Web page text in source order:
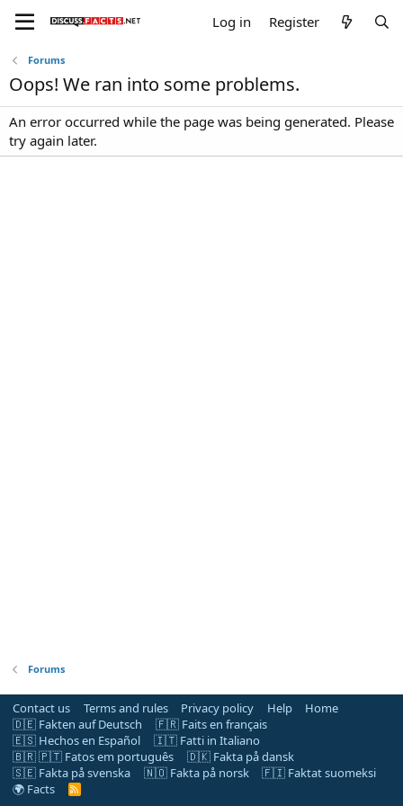
Log in Register
Forums
Oops! We ran into some problems.
An error occurred while the page was being generated. Please
try again later.
Forums
Contact us Terms and rules Privacy policy Help
Home
🇩🇪 Fakten auf Deutsch
🇫🇷 Faits en français
🇪🇸 Hechos en Español
🇮🇹 Fatti in Italiano
🇧🇷 🇵🇹 Fatos em português
🇩🇰 Fakta på dansk
🇸🇪 Fakta på svenska
🇳🇴 Fakta på norsk
🇫🇮 Faktat suomeksi
🌍 Facts
R